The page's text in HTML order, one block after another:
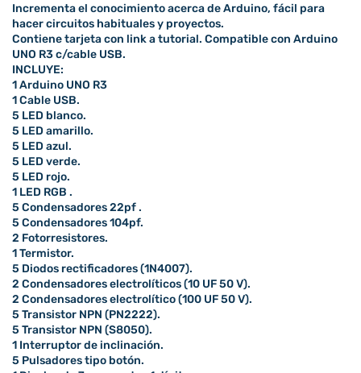
Incrementa el conocimiento acerca de Arduino, fácil para
hacer circuitos habituales y proyectos.
Contiene tarjeta con link a tutorial. Compatible con Arduino
UNO R3 c/cable USB.
INCLUYE:
1 Arduino UNO R3
1 Cable USB.
5 LED blanco.
5 LED amarillo.
5 LED azul.
5 LED verde.
5 LED rojo.
1 LED RGB .
5 Condensadores 22pf .
5 Condensadores 104pf.
2 Fotorresistores.
1 Termistor.
5 Diodos rectificadores (1N4007).
2 Condensadores electrolíticos (10 UF 50 V).
2 Condensadores electrolítico (100 UF 50 V).
5 Transistor NPN (PN2222).
5 Transistor NPN (S8050).
1 Interruptor de inclinación.
5 Pulsadores tipo botón.